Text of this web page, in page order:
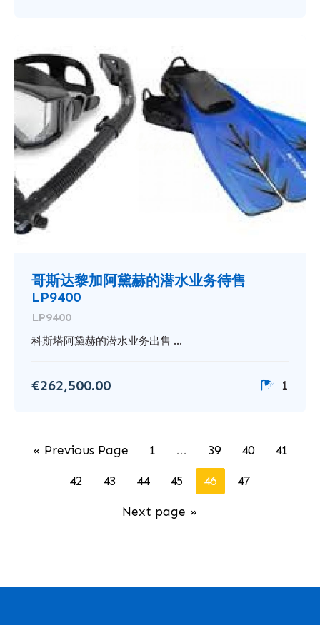
哥斯达黎加阿黛赫的潜水业务待售
LP9400
LP9400
科斯塔阿黛赫的潜水业务出售 ...
€262,500.00 1
« Previous Page 1 ... 39 40
41
42
43 44 45 46
47
Next page »